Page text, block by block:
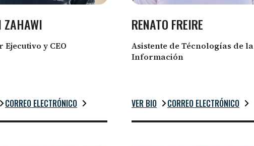
ZAHAWI
y CEO
CORREO ELECTRÓNICO
RENATO FREIRE
Asistente de Técnologías de la
Información
VER BIO CORREO ELECTRÓNICO